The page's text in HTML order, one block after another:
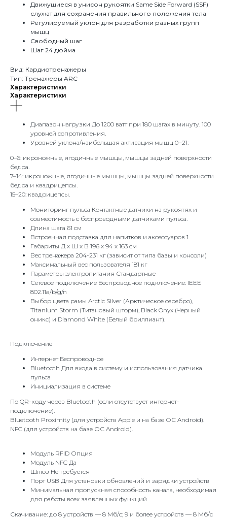
Движущиеся в унисон рукоятки Same Side Forward (SSF)
служат для сохранения правильного положения тела
Регулируемый уклон для разработки разных групп
мышц
Свободный шаг
Шаг 24 дюйма
Вид: Кардиотренажеры
Тип: Тренажеры ARC
Характеристики
Характеристики
Диапазон нагрузки До 1200 ватт при 180 шагах в минуту. 100
уровней сопротивления.
Уровней уклона/наибольшая активация мышц 0‒21:
0–6: икроножные, ягодичные мышцы, мышцы задней поверхности
бедра.
7–14: икроножные, ягодичные мышцы, мышцы задней поверхности
бедра и квадрицепсы.
15–20: квадрицепсы.
Мониторинг пульса Контактные датчики на рукоятях и
совместимость с беспроводными датчиками пульса.
Длина шага 61 см
Встроенная подставка для напитков и аксессуаров 1
Габариты Д х Ш х В 196 х 94 х 163 см
Вес тренажера 204-231 кг (зависит от типа базы и консоли)
Максимальный вес пользователя 181 кг
Параметры электропитания Стандартные
Сетевое подключение Беспроводное подключение: IEEE
802.11a/b/g/n
Выбор цвета рамы Arctic Silver (Арктическое серебро),
Titanium Storm (Титановый шторм), Black Onyx (Черный
оникс) и Diamond White (Белый бриллиант).
Подключение
Интернет Беспроводное
Bluetooth Для входа в систему и использования датчика
пульса
Инициализация в системе
По QR-коду через Bluetooth (если отсутствует интернет-
подключение).
Bluetooth Proximity (для устройств Apple и на базе ОС Android).
NFC (для устройств на базе ОС Android).
Модуль RFID Опция
Модуль NFC Да
Шлюз Не требуется
Порт USB Для установки обновлений и зарядки устройств
Минимальная пропускная способность канала, необходимая
для работы всех заявленных функций
Скачивание: до 8 устройств — 8 Мб/с; 9 и более устройств — 8 Мб/с